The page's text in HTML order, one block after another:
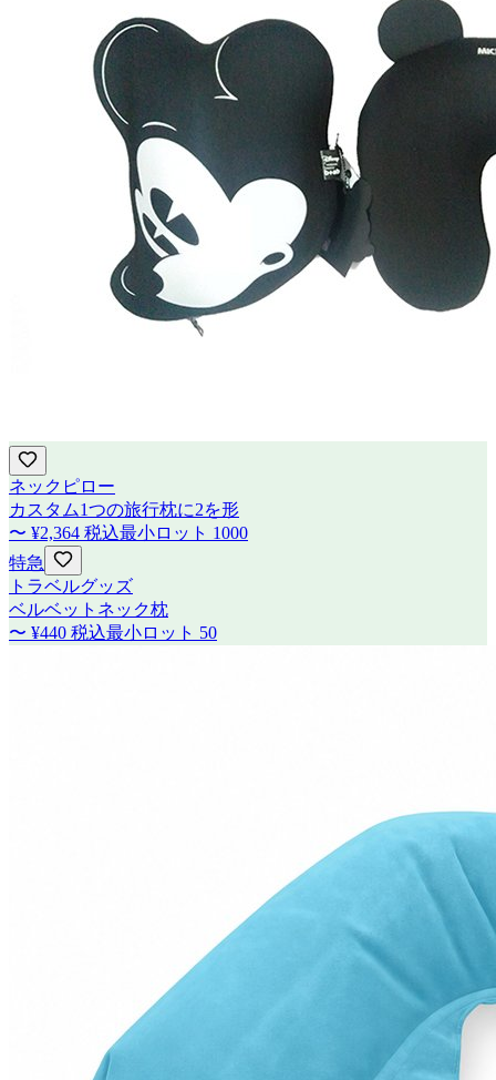
ネックピロー
カスタム1つの旅行枕に2を形
〜 ¥2,364 税込最小ロット 1000
特急
トラベルグッズ
ベルベットネック枕
〜 ¥440 税込最小ロット 50